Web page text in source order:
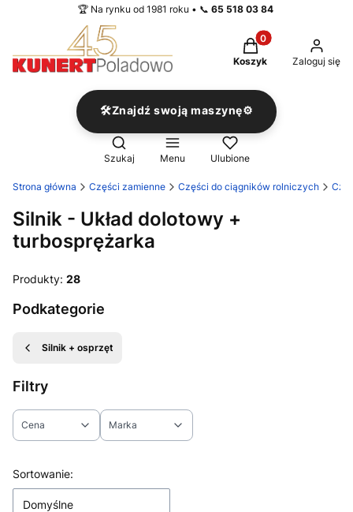
🏆 Na rynku od 1981 roku • 📞 65 518 03 84
Produkty w
Koszyk Zaloguj się
🛠️Znajdź swoją maszynę⚙️
Otwórz wyszukiwarkę
Szukaj Menu Ulubione
Strona główna Części zamienne Części do ciągników rolniczych
Silnik - Układ dolotowy +
turbosprężarka
Produkty: 28
Podkategorie
Silnik + osprzęt
Filtry
Cena Marka
Lista produktów
Sortowanie:
Domyślne